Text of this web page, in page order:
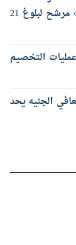
يستهدف 56 ألف نقطة و«السبعيني» مرشح لبلوغ 21
التخصيم
وتعافي الجنيه يحد